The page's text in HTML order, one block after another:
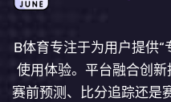
B体育专注于为用户提供
使用体验。平台融合创
赛前预测、比分追踪还是